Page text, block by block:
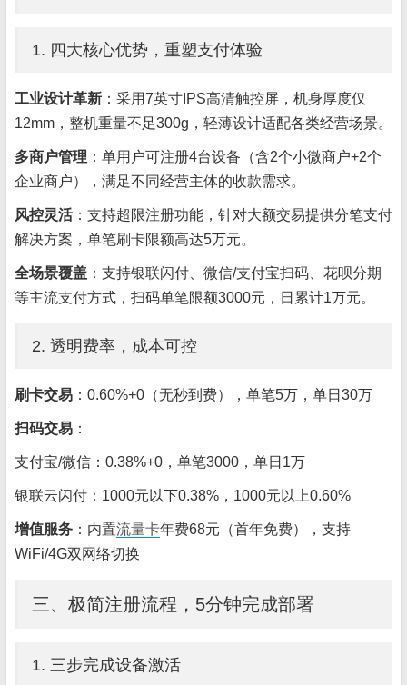
1. 四大核心优势，重塑支付体验
工业设计革新 ：采用7英寸IPS高清触控屏，机身厚度仅
12mm，整机重量不足300g，轻薄设计适配各类经营场景。
多商户管理 ：单用户可注册4台设备（含2个小微商户+2个
企业商户），满足不同经营主体的收款需求。
风控灵活：支持超限注册功能，针对大额交易提供分笔支付
解决方案，单笔刷卡限额高达5万元。
全场景覆盖 ：支持银联闪付、微信/支付宝扫码、花呗分期
等主流支付方式，扫码单笔限额3000元，日累计1万元。
2. 透明费率，成本可控
刷卡交易 ：0.60%+0（无秒到费），单笔5万，单日30万
扫码交易 ：
支付宝/微信：0.38%+0，单笔3000，单日1万
银联云闪付：1000元以下0.38%，1000元以上0.60%
增值服务 ：内置流量卡年费68元（首年免费），支持
WiFi/4G双网络切换
三、极简注册流程，5分钟完成部署
1. 三步完成设备激活